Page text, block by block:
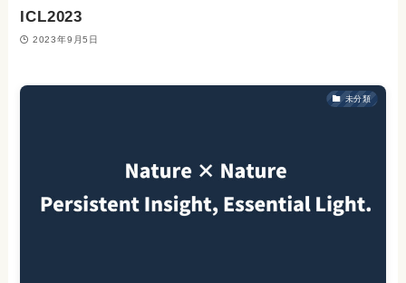
ICL2023
2023年9月5日
未分類